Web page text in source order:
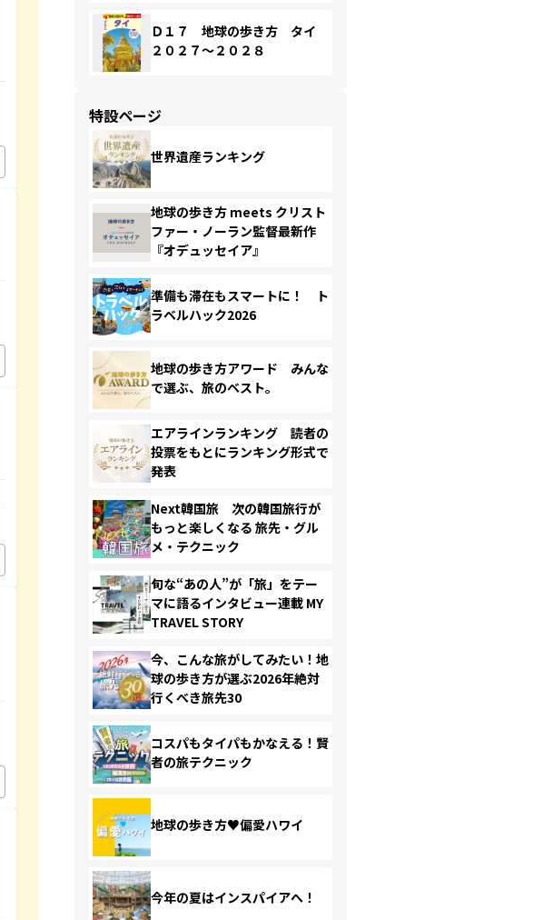
Ｄ１７ 地球の歩き方 タイ
２０２７～２０２８
特設ページ
世界遺産ランキング
地球の歩き方 meets クリスト
ファー・ノーラン監督最新作
『オデュッセイア』
準備も滞在もスマートに！ ト
ラベルハック2026
地球の歩き方アワード みんな
で選ぶ、旅のベスト。
エアラインランキング 読者の
投票をもとにランキング形式で
発表
Next韓国旅 次の韓国旅行が
もっと楽しくなる 旅先・グル
メ・テクニック
旬な“あの人”が「旅」をテー
マに語るインタビュー連載 MY
TRAVEL STORY
今、こんな旅がしてみたい！地
球の歩き方が選ぶ2026年絶対
行くべき旅先30
コスパもタイパもかなえる！賢
者の旅テクニック
地球の歩き方♥偏愛ハワイ
今年の夏はインスパイアへ！